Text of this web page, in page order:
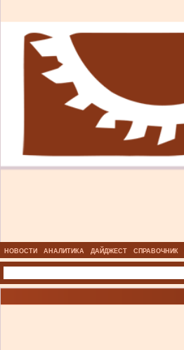
НОВОСТИ АНАЛИТИКА ДАЙДЖЕСТ СПРАВОЧНИК